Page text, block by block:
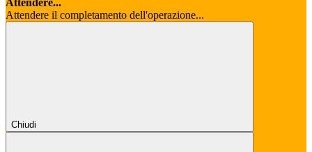
Attendere...
Attendere il completamento dell'operazione...
Chiudi